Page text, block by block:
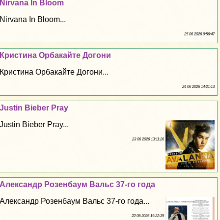
Nirvana In Bloom
Nirvana In Bloom...
25 06 2026 9:56:47
Кристина Орбакайте Догони
Кристина Орбакайте Догони...
24 06 2026 14:21:13
Justin Bieber Pray
Justin Bieber Pray...
23 06 2026 13:11:26
Александр Розенбаум Вальс 37-го года
Александр Розенбаум Вальс 37-го года...
22 06 2026 19:22:35